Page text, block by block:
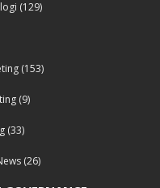
(129)
(153)
(9)
(33)
(26)